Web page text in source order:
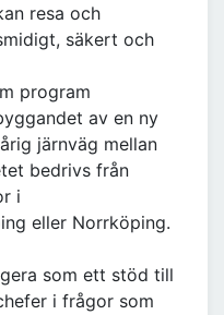
resa och
säkert och
program
av en ny
järnväg mellan
bedrivs från
i
eller Norrköping.
som ett stöd till
i frågor som